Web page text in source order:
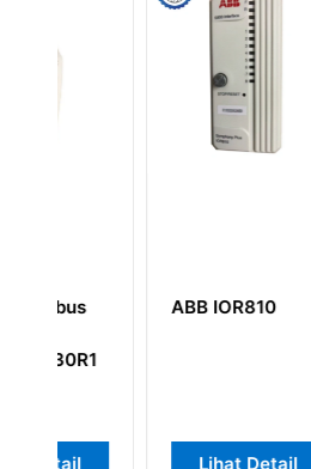
ABB DI830
Lihat Detail